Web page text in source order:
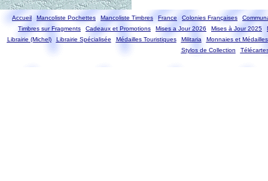
Accueil Mancoliste Pochettes Mancoliste Timbres France Colonies Françaises
Timbres sur Fragments
Cadeaux et Promotions Mises a Jour 2026 Mises à Jour 2025
Librairie (Michel)
Librairie Spécialisée Médailles Touristiques Militaria
Monnaies et Médailles
Stylos de Collection